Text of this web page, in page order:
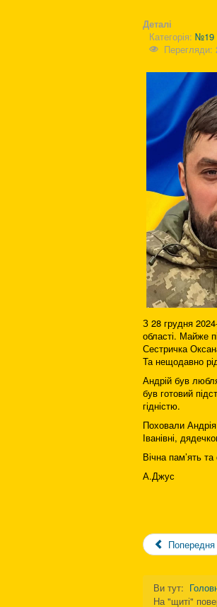
Деталі
Категорія: №19
Перегляди:
З 28 грудня
області. Майже
Сестричка
Та нещодавно
Андрій був
був готовий
гідністю.
Поховали
Іванівні,
Вічна пам’ять
А.Джус
Попередня
Ви тут:
На "щиті"